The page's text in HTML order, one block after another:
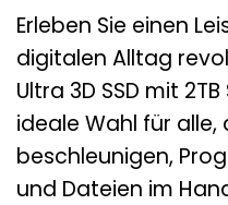
Erleben Sie einen
digitalen Alltag
Ultra 3D SSD mit
ideale Wahl für alle,
beschleunigen,
und Dateien im